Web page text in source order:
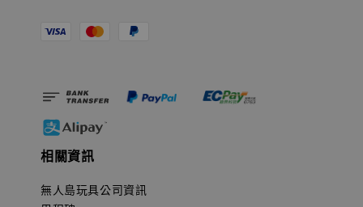
相關資訊
無人島玩具公司資訊